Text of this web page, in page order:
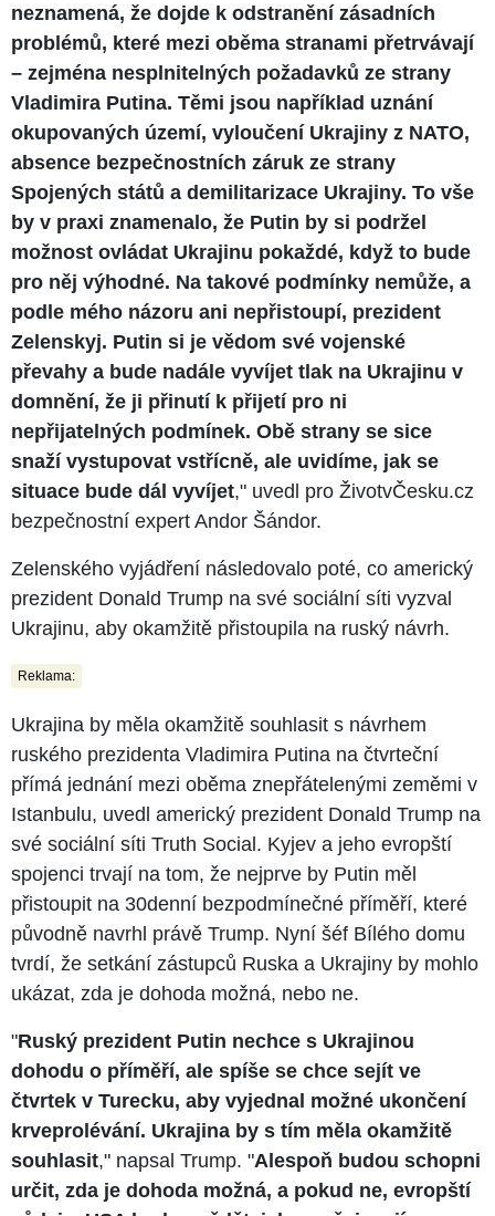
neznamená, že dojde k odstranění zásadních
problémů, které mezi oběma stranami přetrvávají
– zejména nesplnitelných požadavků ze strany
Vladimira Putina. Těmi jsou například uznání
okupovaných území, vyloučení Ukrajiny z NATO,
absence bezpečnostních záruk ze strany
Spojených států a demilitarizace Ukrajiny. To vše
by v praxi znamenalo, že Putin by si podržel
možnost ovládat Ukrajinu pokaždé, když to bude
pro něj výhodné. Na takové podmínky nemůže, a
podle mého názoru ani nepřistoupí, prezident
Zelenskyj. Putin si je vědom své vojenské
převahy a bude nadále vyvíjet tlak na Ukrajinu v
domnění, že ji přinutí k přijetí pro ni
nepřijatelných podmínek. Obě strany se sice
snaží vystupovat vstřícně, ale uvidíme, jak se
situace bude dál vyvíjet," uvedl pro ŽivotvČesku.cz
bezpečnostní expert Andor Šándor.
Zelenského vyjádření následovalo poté, co americký
prezident Donald Trump na své sociální síti vyzval
Ukrajinu, aby okamžitě přistoupila na ruský návrh.
Reklama:
Ukrajina by měla okamžitě souhlasit s návrhem
ruského prezidenta Vladimira Putina na čtvrteční
přímá jednání mezi oběma znepřátelenými zeměmi v
Istanbulu, uvedl americký prezident Donald Trump na
své sociální síti Truth Social. Kyjev a jeho evropští
spojenci trvají na tom, že nejprve by Putin měl
přistoupit na 30denní bezpodmínečné příměří, které
původně navrhl právě Trump. Nyní šéf Bílého domu
tvrdí, že setkání zástupců Ruska a Ukrajiny by mohlo
ukázat, zda je dohoda možná, nebo ne.
"Ruský prezident Putin nechce s Ukrajinou
dohodu o příměří, ale spíše se chce sejít ve
čtvrtek v Turecku, aby vyjednal možné ukončení
krveprolévání. Ukrajina by s tím měla okamžitě
souhlasit," napsal Trump. "Alespoň budou schopni
určit, zda je dohoda možná, a pokud ne, evropští